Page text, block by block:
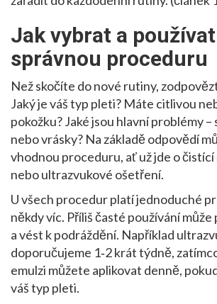
Jak vybrat a používat
správnou proceduru
Než skočíte do nové rutiny,
Jaký je váš typ pleti? Máte citlivou
pokožku? Jaké jsou hlavní problémy –
nebo vrásky? Na základě odpovědí
vhodnou proceduru, ať už jde o čistící
nebo ultrazvukové ošetření.
U všech procedur platí jednoduché
někdy víc. Příliš časté používání
a vést k podráždění. Například
doporučujeme 1‑2 krát týdně,
emulzi můžete aplikovat denně,
váš typ pleti.